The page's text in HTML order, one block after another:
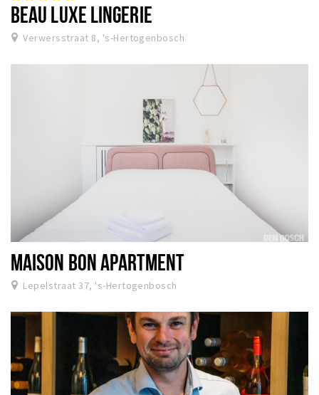
BEAU LUXE LINGERIE
Verwersstraat 8, 's-Hertogenbosch
MAISON BON APARTMENT
Lepelstraat 37, 's-Hertogenbosch